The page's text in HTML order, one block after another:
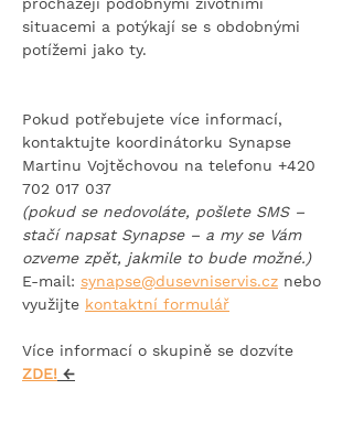
situacemi a potýkají se s obdobnými
potížemi jako ty.
Pokud potřebujete více informací,
kontaktujte koordinátorku Synapse
Martinu Vojtěchovou na telefonu +420
702 017 037
(pokud se nedovoláte, pošlete SMS –
stačí napsat Synapse – a my se Vám
ozveme zpět, jakmile to bude možné.)
E-mail: synapse@dusevniservis.cz nebo
využijte kontaktní formulář
Více informací o skupině se dozvíte
ZDE! ←